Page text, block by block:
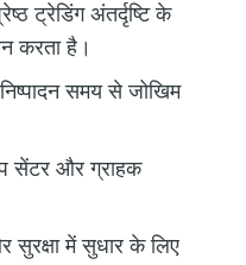
ट्रेडिंग अंतर्दृष्टि के
करता है।
समय से जोखिम
सेंटर और ग्राहक
सुरक्षा में सुधार के लिए